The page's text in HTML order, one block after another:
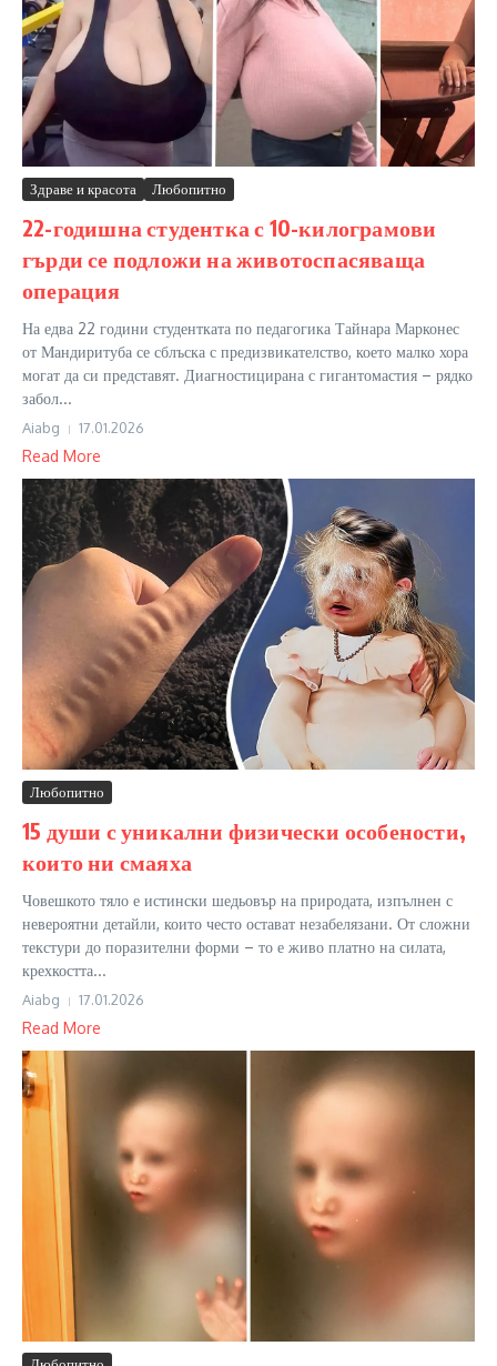
Здраве и красота Любопитно
22-годишна студентка с 10-килограмови
гърди се подложи на животоспасяваща
операция
На едва 22 години студентката по педагогика Тайнара Марконес
от Мандиритуба се сблъска с предизвикателство, което малко хора
могат да си представят. Диагностицирана с гигантомастия – рядко
забол...
Aiabg 17.01.2026
Read More
Любопитно
15 души с уникални физически особености,
които ни смаяха
Човешкото тяло е истински шедьовър на природата, изпълнен с
невероятни детайли, които често остават незабелязани. От сложни
текстури до поразителни форми – то е живо платно на силата,
крехкостта...
Aiabg 17.01.2026
Read More